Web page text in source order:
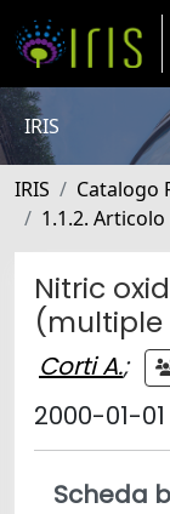
IRIS
IRIS Catalogo
1.1.2.
Nitric
Corti A.;
2000-01-01
Scheda